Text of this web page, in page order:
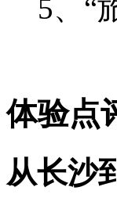
5、“
体验点
从长沙